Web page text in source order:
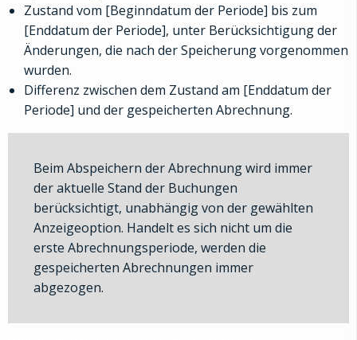
Zustand vom [Beginndatum der Periode] bis zum
[Enddatum der Periode], unter Berücksichtigung der
Änderungen, die nach der Speicherung vorgenommen
wurden.
Differenz zwischen dem Zustand am [Enddatum der
Periode] und der gespeicherten Abrechnung.
Beim Abspeichern der Abrechnung wird immer
der aktuelle Stand der Buchungen
berücksichtigt, unabhängig von der gewählten
Anzeigeoption. Handelt es sich nicht um die
erste Abrechnungsperiode, werden die
gespeicherten Abrechnungen immer
abgezogen.